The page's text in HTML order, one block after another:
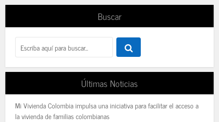
Buscar
Últimas Noticias
Mi Vivienda Colombia impulsa una iniciativa para facilitar el acceso a
la vivienda de familias colombianas